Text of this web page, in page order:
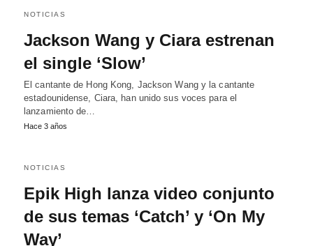
NOTICIAS
Jackson Wang y Ciara estrenan
el single ‘Slow’
El cantante de Hong Kong, Jackson Wang y la cantante
estadounidense, Ciara, han unido sus voces para el
lanzamiento de…
Hace 3 años
NOTICIAS
Epik High lanza video conjunto
de sus temas ‘Catch’ y ‘On My
Way’